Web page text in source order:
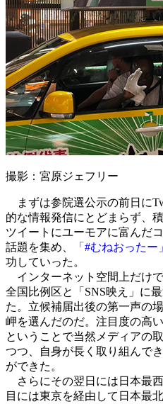
撮影：宮原ジェフリー
まずは参院選公示の前日に
的な情報発信にとどまらず、
ツイートにユーモアに富んだ
話題を集め、
「#むねおったー」
功していった。
インターネット空間上だけ
全国比例区と「SNS映え」に
た。立候補届出後の第一声の
岬を選んだのだ。注目度の高
ということで当然メディアの
つつ、自身が長く取り組んで
ができた。
さらにその翌日には日本最
目には東京を経由して日本最